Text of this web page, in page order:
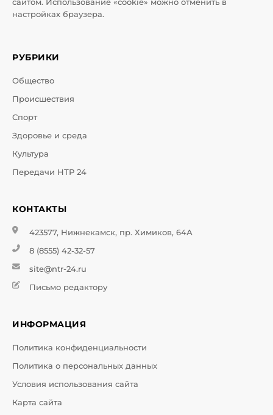
сайтом. Использование «cookie» можно отменить в
настройках браузера.
РУБРИКИ
Общество
Происшествия
Спорт
Здоровье и среда
Культура
Передачи НТР 24
КОНТАКТЫ
423577, Нижнекамск, пр. Химиков, 64А
8 (8555) 42-32-57
site@ntr-24.ru
Письмо редактору
ИНФОРМАЦИЯ
Политика конфиденциальности
Политика о персональных данных
Условия использования сайта
Карта сайта